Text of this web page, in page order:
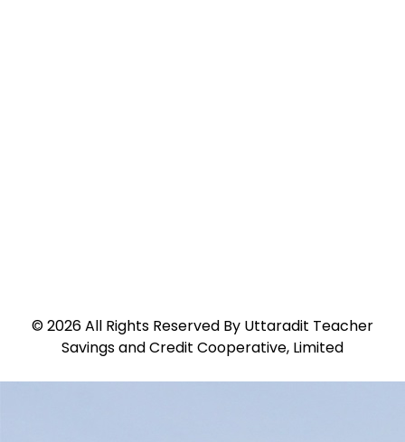
©2026All Rights Reserved By Uttaradit Teacher
Savings and Credit Cooperative, Limited